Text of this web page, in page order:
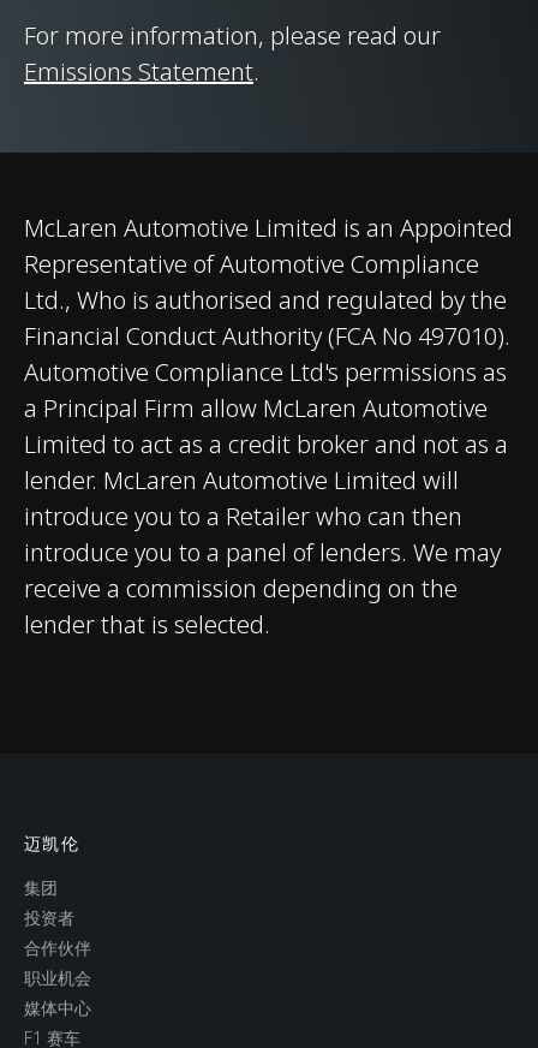
independent adaptive
dampers with
Sport and Track
Differential Open Differential
Brakes
Carbon Ceramic
brakes with 6-piston
callipers
Aerodynamics Static
Dry Lightest
DIN Kerb Weight
Fuel tank capacity
For more information, please read our
Emissions Statement.
McLaren Automotive Limited is an Appointed
Representative of Automotive Compliance
Ltd., Who is authorised and regulated by the
Financial Conduct Authority (FCA No 497010).
Automotive Compliance Ltd's permissions as
a Principal Firm allow McLaren Automotive
Limited to act as a credit broker and not as a
lender. McLaren Automotive Limited will
introduce you to a Retailer who can then
introduce you to a panel of lenders. We may
receive a commission depending on the
lender that is selected.
迈凯伦
集团
投资者
合作伙伴
职业机会
媒体中心
F1 赛车